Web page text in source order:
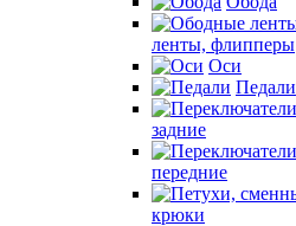
ленты, флипперы
Оси
Педали
задние
передние
крюки